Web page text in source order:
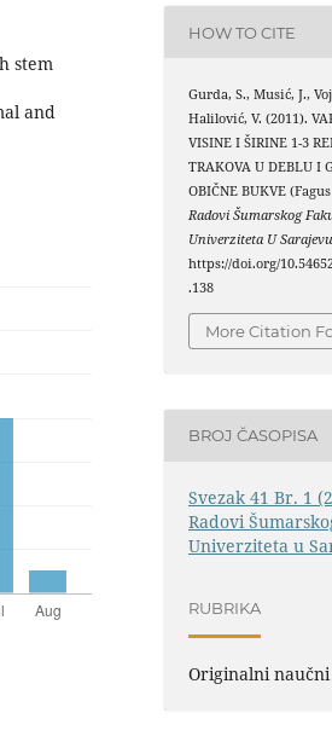
stem
and
HOW TO CITE
Gurda, S., Musić, J.,
Halilović, V. (2011).
VISINE I ŠIRINE 1-3
TRAKOVA U DEBLU I
OBIČNE BUKVE
Radovi Šumarskog
Univerziteta U
https://doi.org/
.138
More Citation
BROJ ČASOPISA
Svezak 41 Br. 1
Radovi
Univerziteta u
RUBRIKA
Originalni